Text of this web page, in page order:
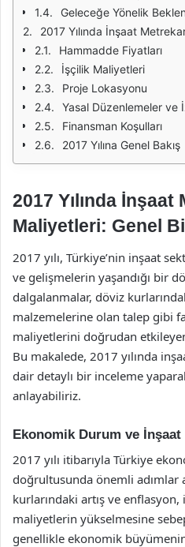
Geleceğe Yönelik
2017 Yılında İnşaat
Hammadde Fiyatları
İşçilik Maliyetleri
Proje Lokasyonu
Yasal Düzenlemeler ve
Finansman Koşulları
2017 Yılına Genel Bakış
2017 Yılında İnşaat
Maliyetleri: Genel
2017 yılı, Türkiye’nin inşaat
ve gelişmelerin yaşandığı bir
dalgalanmalar, döviz
malzemelerine olan talep gibi
maliyetlerini doğrudan
Bu makalede, 2017 yılında
dair detaylı bir inceleme
anlayabiliriz.
Ekonomik Durum ve
2017 yılı itibarıyla Türkiye
doğrultusunda önemli adımlar
kurlarındaki artış ve
maliyetlerin yükselmesine
genellikle ekonomik